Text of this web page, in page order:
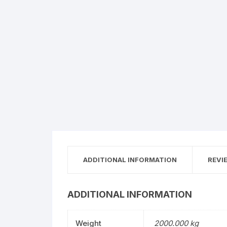
ADDITIONAL INFORMATION
ADDITIONAL INFORMATION
Weight 2000.000 kg